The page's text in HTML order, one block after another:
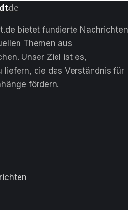
de
bietet fundierte Nachrichten
Themen aus
Unser Ziel ist es,
liefern, die das Verständnis für
fördern.